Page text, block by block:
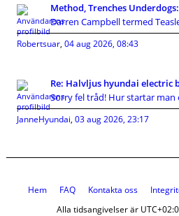
Method, Trenches
Darren Campbell termed
Robertsuar, 04 aug 2026, 08:43
Re: Halvljus hyundai electric
Sorry fel tråd! Hur startar man
JanneHyundai, 03 aug 2026, 23:17
Hem FAQ Kontakta oss
Alla tidsangivelser är